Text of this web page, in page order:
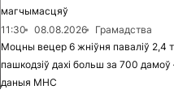
магчымасцяў
11:30
08.08.2026
Грамадства
Моцны вецер 6 жніўня паваліў 2,4
пашкодзіў дахі больш за 700
даныя МНС